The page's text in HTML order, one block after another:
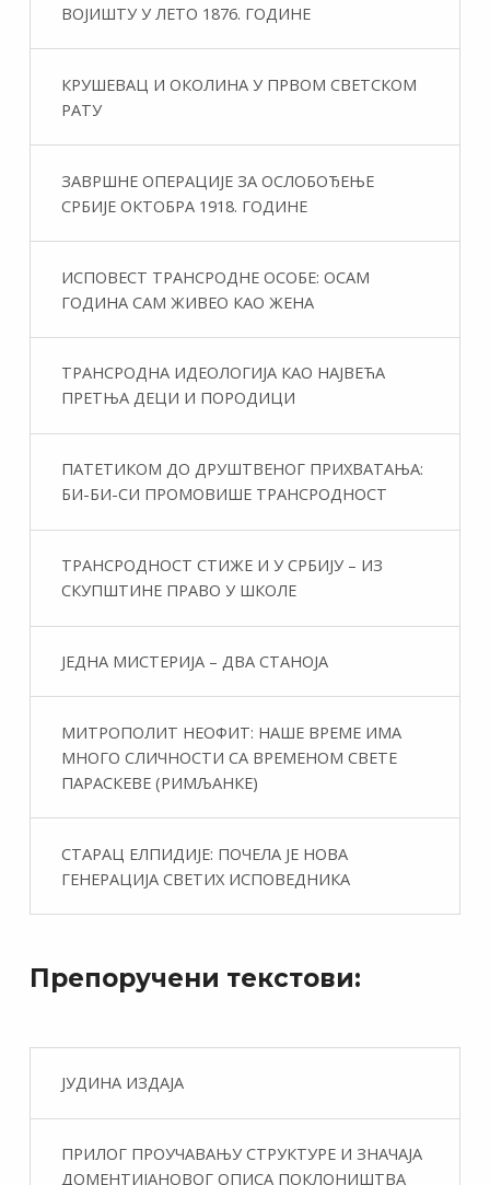
ВОЈИШТУ У ЛЕТО 1876. ГОДИНЕ
КРУШЕВАЦ И ОКОЛИНА У ПРВОМ СВЕТСКОМ
РАТУ
ЗАВРШНЕ ОПЕРАЦИЈЕ ЗА ОСЛОБОЂЕЊЕ
СРБИЈЕ ОКТОБРА 1918. ГОДИНЕ
ИСПОВЕСТ ТРАНСРОДНЕ ОСОБЕ: ОСАМ
ГОДИНА САМ ЖИВЕО КАО ЖЕНА
ТРАНСРОДНА ИДЕОЛОГИЈА КАО НАЈВЕЋА
ПРЕТЊА ДЕЦИ И ПОРОДИЦИ
ПАТЕТИКОМ ДО ДРУШТВЕНОГ ПРИХВАТАЊА:
БИ-БИ-СИ ПРОМОВИШЕ ТРАНСРОДНОСТ
ТРАНСРОДНОСТ СТИЖЕ И У СРБИЈУ – ИЗ
СКУПШТИНЕ ПРАВО У ШКОЛЕ
ЈЕДНА МИСТЕРИЈА – ДВА СТАНОЈА
МИТРОПОЛИТ НЕОФИТ: НАШЕ ВРЕМЕ ИМА
МНОГО СЛИЧНОСТИ СА ВРЕМЕНОМ СВЕТЕ
ПАРАСКЕВЕ (РИМЉАНКЕ)
СТАРАЦ ЕЛПИДИЈЕ: ПОЧЕЛА ЈЕ НОВА
ГЕНЕРАЦИЈА СВЕТИХ ИСПОВЕДНИКА
Препоручени текстови:
ЈУДИНА ИЗДАЈА
ПРИЛОГ ПРОУЧАВАЊУ СТРУКТУРЕ И ЗНАЧАЈА
ДОМЕНТИЈАНОВОГ ОПИСА ПОКЛОНИШТВА